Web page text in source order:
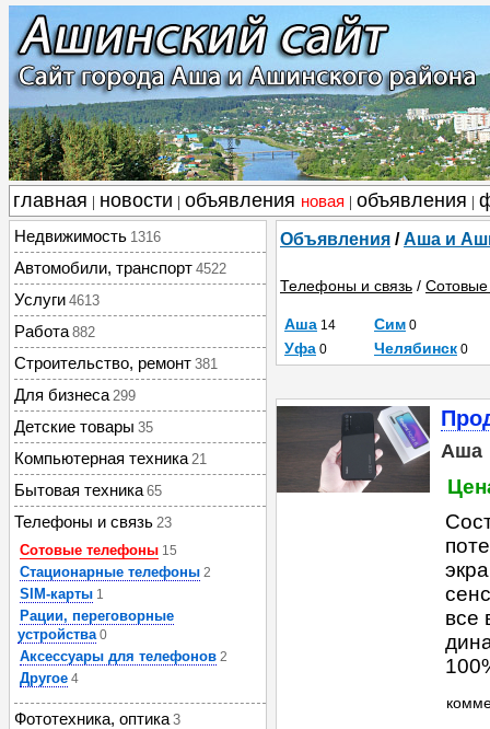
главная новости объявления новая объявления
Недвижимость 1316
Автомобили, транспорт 4522
Услуги 4613
Работа 882
Строительство, ремонт 381
Для бизнеса 299
Детские товары 35
Компьютерная техника 21
Бытовая техника 65
Телефоны и связь 23
Сотовые телефоны 15
Стационарные телефоны 2
SIM-карты 1
Рации, переговорные
устройства 0
Аксессуары для телефонов 2
Другое 4
Фототехника, оптика 3
Объявления /Аша и
Телефоны и связь /
Аша 14 Сим 0
Уфа 0 Челябинск 0
Аша
все